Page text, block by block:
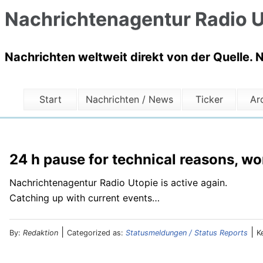
Nachrichtenagentur Radio
Nachrichten weltweit direkt von der Quelle.
Start Nachrichten / News Ticker
24 h pause for technical reasons,
Nachrichtenagentur Radio Utopie is active again.
Catching up with current events…
By: Redaktion Categorized as: Statusmeldungen / Status Reports